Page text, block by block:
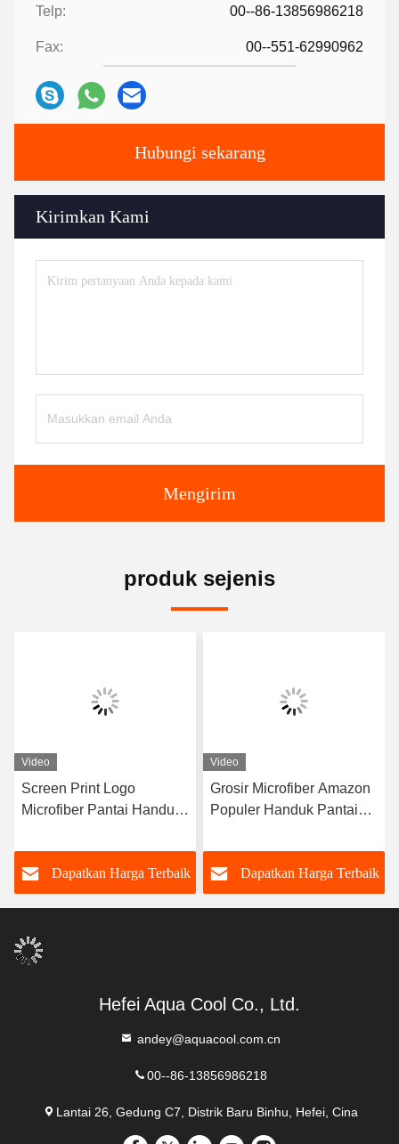
Telp: 00--86-13856986218
Fax: 00--551-62990962
Hubungi sekarang
Kirimkan Kami
Mengirim
produk sejenis
Video
Screen Print Logo
Microfiber Pantai Handuk
Dapatkan Harga Terbaik
Video
Grosir Microfiber Amazon
Populer Handuk Pantai
Dapatkan Harga Terbaik
Hefei Aqua Cool Co., Ltd.
andey@aquacool.com.cn
00--86-13856986218
Lantai 26, Gedung C7, Distrik Baru Binhu, Hefei, Cina